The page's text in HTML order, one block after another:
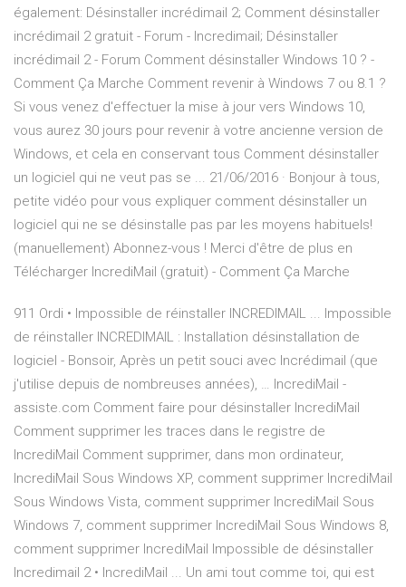
également: Désinstaller incrédimail 2; Comment désinstaller
incrédimail 2 gratuit - Forum - Incredimail; Désinstaller
incrédimail 2 - Forum Comment désinstaller Windows 10 ? -
Comment Ça Marche Comment revenir à Windows 7 ou 8.1 ?
Si vous venez d'effectuer la mise à jour vers Windows 10,
vous aurez 30 jours pour revenir à votre ancienne version de
Windows, et cela en conservant tous Comment désinstaller
un logiciel qui ne veut pas se ... 21/06/2016 · Bonjour à tous,
petite vidéo pour vous expliquer comment désinstaller un
logiciel qui ne se désinstalle pas par les moyens habituels!
(manuellement) Abonnez-vous ! Merci d'être de plus en
Télécharger IncrediMail (gratuit) - Comment Ça Marche
911 Ordi • Impossible de réinstaller INCREDIMAIL ... Impossible
de réinstaller INCREDIMAIL : Installation désinstallation de
logiciel - Bonsoir, Après un petit souci avec Incrédimail (que
j'utilise depuis de nombreuses années), … IncrediMail -
assiste.com Comment faire pour désinstaller IncrediMail
Comment supprimer les traces dans le registre de
IncrediMail Comment supprimer, dans mon ordinateur,
IncrediMail Sous Windows XP, comment supprimer IncrediMail
Sous Windows Vista, comment supprimer IncrediMail Sous
Windows 7, comment supprimer IncrediMail Sous Windows 8,
comment supprimer IncrediMail Impossible de désinstaller
Incredimail 2 • IncrediMail ... Un ami tout comme toi, qui est